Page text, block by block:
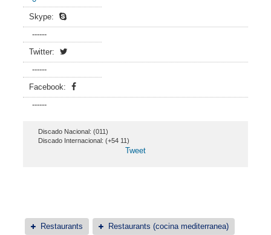
Skype:
------
Twitter:
------
Facebook:
------
Discado Nacional: (011)
Discado Internacional: (+54 11)
Tweet
Restaurants Restaurants (cocina mediterranea)